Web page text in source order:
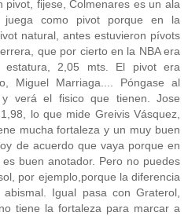
pivot, fijese, Colmenares es un ala
como pivot porque en la
natural, antes estuvieron pívots
que por cierto en la NBA era
2,05 mts. El pivot era
Miguel Marriaga.... Póngase al
verá el fisico que tienen. Jose
lo que mide Greivis Vásquez,
mucha fortaleza y un muy buen
de acuerdo que vaya porque en
buen anotador. Pero no puedes
por ejemplo,porque la diferencia
Igual pasa con Graterol,
tiene la fortaleza para marcar a